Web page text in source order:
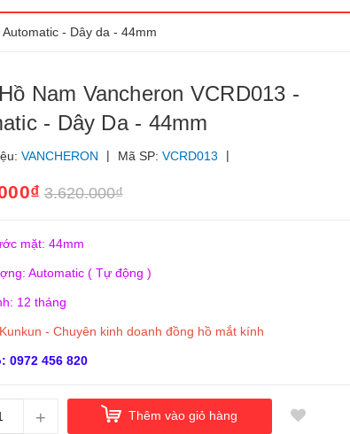
- Dây da - 44mm
Nam Vancheron VCRD013 -
- Dây Da - 44mm
VANCHERON | Mã SP: VCRD013 |
3.620.000₫
mặt: 44mm
Automatic ( Tự động )
12 tháng
Kunkun - Chuyên kinh doanh đồng hồ mắt kính
0972 456 820
+ Thêm vào giỏ hàng